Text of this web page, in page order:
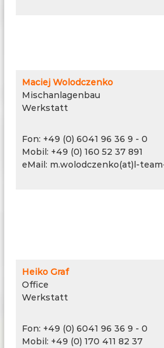
Maciej Wolodczenko
Mischanlagenbau
Werkstatt
Fon: +49 (0) 6041 96 36 9 - 0
Mobil: +49 (0) 160 52 37 891
eMail: m.wolodczenko(at)l-
Heiko Graf
Office
Werkstatt
Fon: +49 (0) 6041 96 36 9 - 0
Mobil: +49 (0) 170 411 82 37